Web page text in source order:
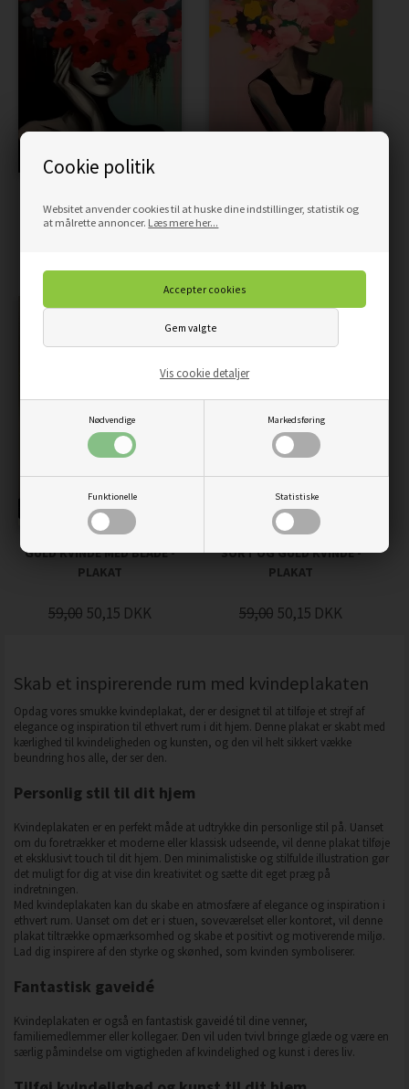
Cookie politik
Websitet anvender cookies til at huske dine indstillinger, statistik og
at målrette annoncer. Læs mere her...
Nødvendige Markedsføring
Funktionelle Statistiske
Vis cookie detaljer
PLAKAT
KVINDE - PLAKAT
GULD KVINDE MED BLADE -
PLAKAT
59,00 50,15 DKK
SORT OG GULD KVINDE -
PLAKAT
59,00 50,15 DKK
Skab et inspirerende rum med kvindeplakaten
Opdag vores smukke kvindeplakat, der er designet til at tilføje et strejf af
elegance og inspiration til ethvert rum i dit hjem. Denne plakat er skabt med
kærlighed til kvindeligheden og kunsten, og den vil helt sikkert vække
beundring hos alle, der ser den.
Personlig stil til dit hjem
Kvindeplakaten er en perfekt måde at udtrykke din personlige stil på. Uanset
om du foretrækker et moderne eller klassisk udseende, vil denne plakat tilføje
et eksklusivt touch til dit hjem. Den minimalistiske og stilfulde illustration gør
det muligt for dig at vise din kreativitet og sætte dit eget præg på
indretningen.
Med kvindeplakaten kan du skabe en atmosfære af elegance og inspiration i
ethvert rum. Uanset om det er i stuen, soveværelset eller kontoret, vil denne
plakat tiltrække opmærksomhed og skabe et positivt og motiverende miljø.
Lad dig inspirere af den styrke og skønhed, som kvinden symboliserer.
Fantastisk gaveidé
Kvindeplakaten er også en fantastisk gaveidé til dine venner,
familiemedlemmer eller kollegaer. Den vil uden tvivl bringe glæde og være en
særlig påmindelse om vigtigheden af kvindelighed og kunst i deres liv.